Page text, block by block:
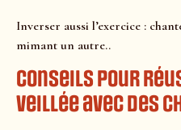
Inverser aussi l’exercice :
mimant un autre..
Conseils pour
veillée avec des